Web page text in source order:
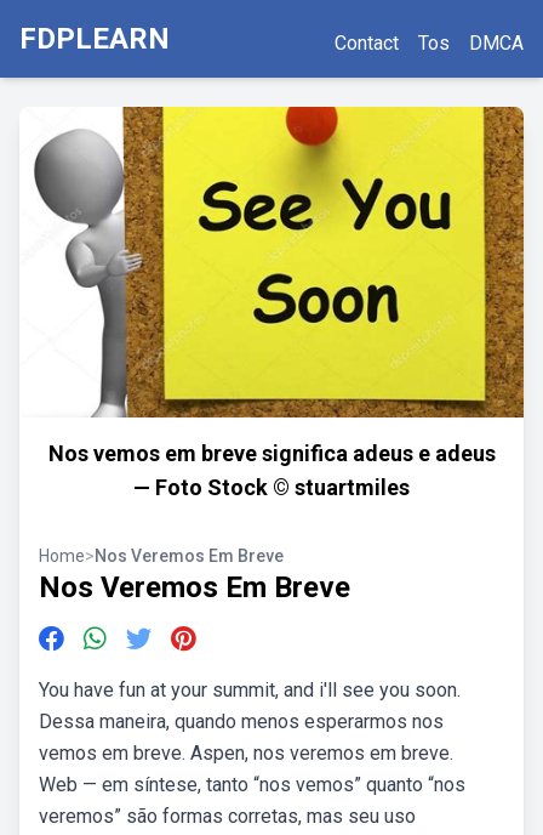
FDPLEARN Contact Tos DMCA
Nos vemos em breve significa adeus e adeus
— Foto Stock © stuartmiles
Home>Nos Veremos Em Breve
Nos Veremos Em Breve
You have fun at your summit, and i'll see you soon.
Dessa maneira, quando menos esperarmos nos
vemos em breve. Aspen, nos veremos em breve.
Web — em síntese, tanto “nos vemos” quanto “nos
veremos” são formas corretas, mas seu uso